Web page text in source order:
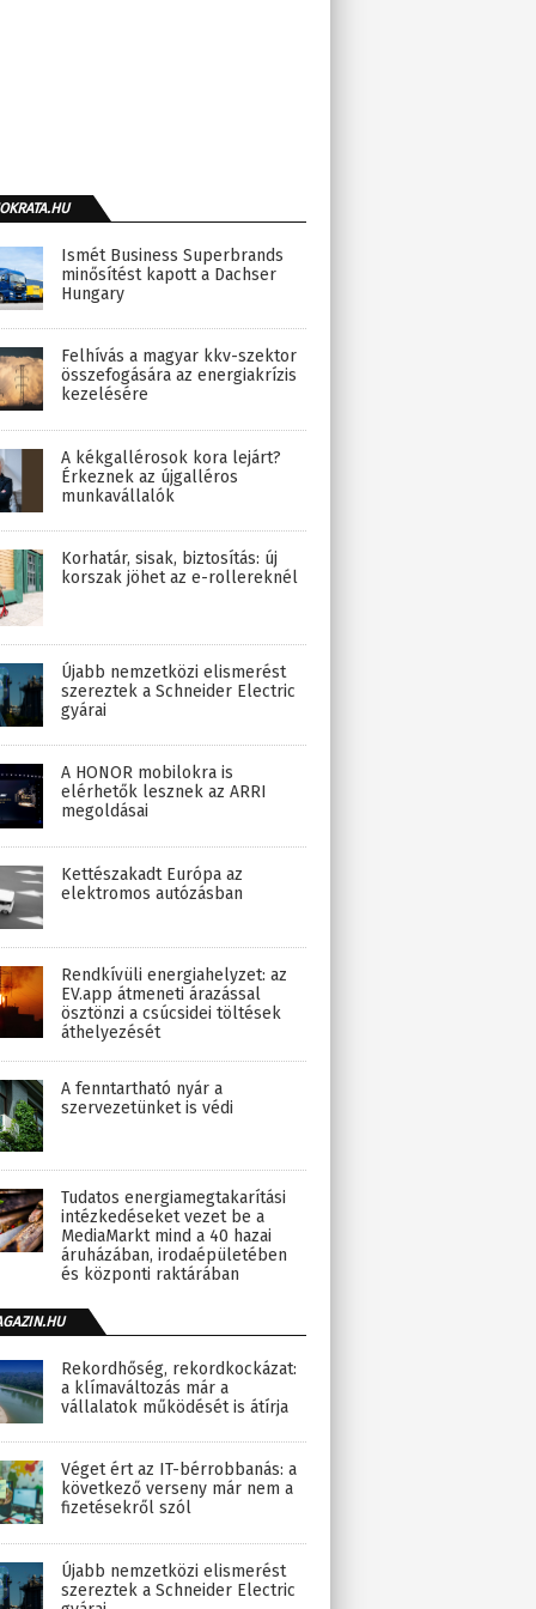
Ismét Business Superbrands
minősítést kapott a Dachser
Hungary
Felhívás a magyar kkv-szektor
összefogására az energiakrízis
kezelésére
A kékgallérosok kora lejárt?
Érkeznek az újgalléros
munkavállalók
Korhatár, sisak, biztosítás: új
korszak jöhet az e-rollereknél
Újabb nemzetközi elismerést
szereztek a Schneider Electric
gyárai
A HONOR mobilokra is
elérhetők lesznek az ARRI
megoldásai
Kettészakadt Európa az
elektromos autózásban
Rendkívüli energiahelyzet: az
EV.app átmeneti árazással
ösztönzi a csúcsidei töltések
áthelyezését
A fenntartható nyár a
szervezetünket is védi
Tudatos energiamegtakarítási
intézkedéseket vezet be a
MediaMarkt mind a 40 hazai
áruházában, irodaépületében
és központi raktárában
Rekordhőség, rekordkockázat:
a klímaváltozás már a
vállalatok működését is átírja
Véget ért az IT-bérrobbanás: a
következő verseny már nem a
fizetésekről szól
Újabb nemzetközi elismerést
szereztek a Schneider Electric